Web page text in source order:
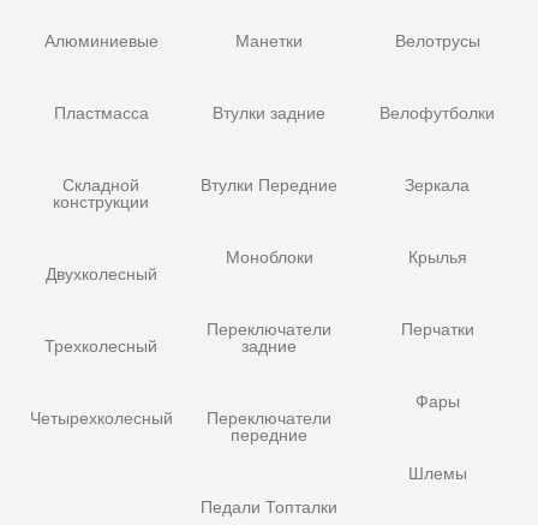
Алюминиевые
Пластмасса
Складной
конструкции
Двухколесный
Трехколесный
Четырехколесный
Манетки
Втулки задние
Втулки Передние
Моноблоки
Переключатели
задние
Переключатели
передние
Педали Топталки
Велотрусы
Велофутболки
Зеркала
Крылья
Перчатки
Фары
Шлемы